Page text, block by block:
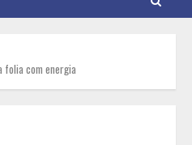
folia com energia